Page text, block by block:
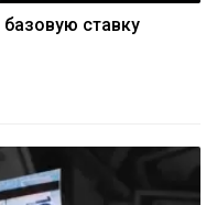
ставку